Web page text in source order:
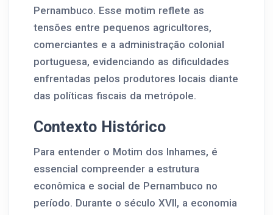
Pernambuco. Esse motim reflete as
tensões entre pequenos agricultores,
comerciantes e a administração colonial
portuguesa, evidenciando as dificuldades
enfrentadas pelos produtores locais diante
das políticas fiscais da metrópole.
Contexto Histórico
Para entender o Motim dos Inhames, é
essencial compreender a estrutura
econômica e social de Pernambuco no
período. Durante o século XVII, a economia